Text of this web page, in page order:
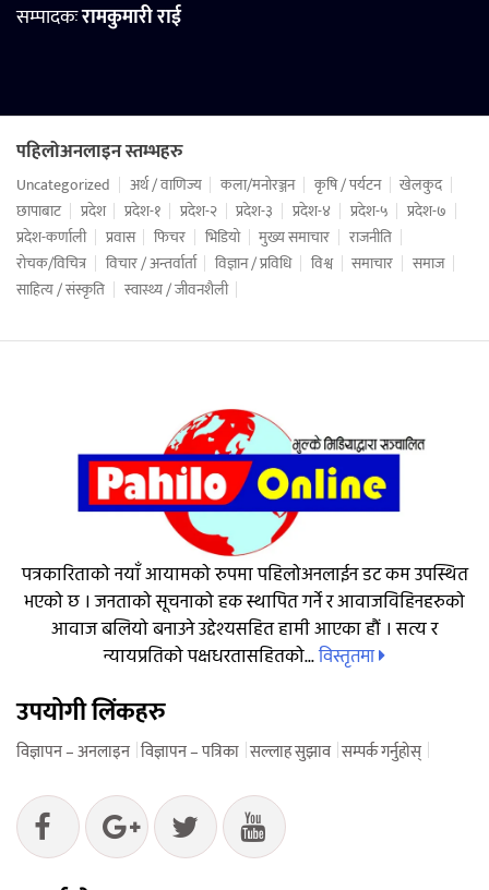
सम्पादकःरामकुमारी राई
पहिलोअनलाइन स्तम्भहरु
Uncategorized अर्थ / वाणिज्य कला/मनोरञ्जन कृषि / पर्यटन
खेलकुद
छापाबाट
प्रदेश प्रदेश-१ प्रदेश-२ प्रदेश-३ प्रदेश-४ प्रदेश-५
प्रदेश-७
प्रदेश-कर्णाली
प्रवास फिचर भिडियो मुख्य समाचार
राजनीति
रोचक/विचित्र
विचार / अन्तर्वार्ता विज्ञान / प्रविधि विश्व समाचार
समाज
साहित्य / संस्कृति
स्वास्थ्य / जीवनशैली
पत्रकारिताको नयाँ आयामको रुपमा पहिलोअनलाईन डट कम उपस्थित
भएको छ । जनताको सूचनाको हक स्थापित गर्ने र आवाजविहिनहरुको
आवाज बलियो बनाउने उद्देश्यसहित हामी आएका हौं । सत्य र
न्यायप्रतिको पक्षधरतासहितको...विस्तृतमा
उपयोगी लिंकहरु
विज्ञापन – अनलाइन विज्ञापन – पत्रिका सल्लाह सुझाव सम्पर्क गर्नुहोस्